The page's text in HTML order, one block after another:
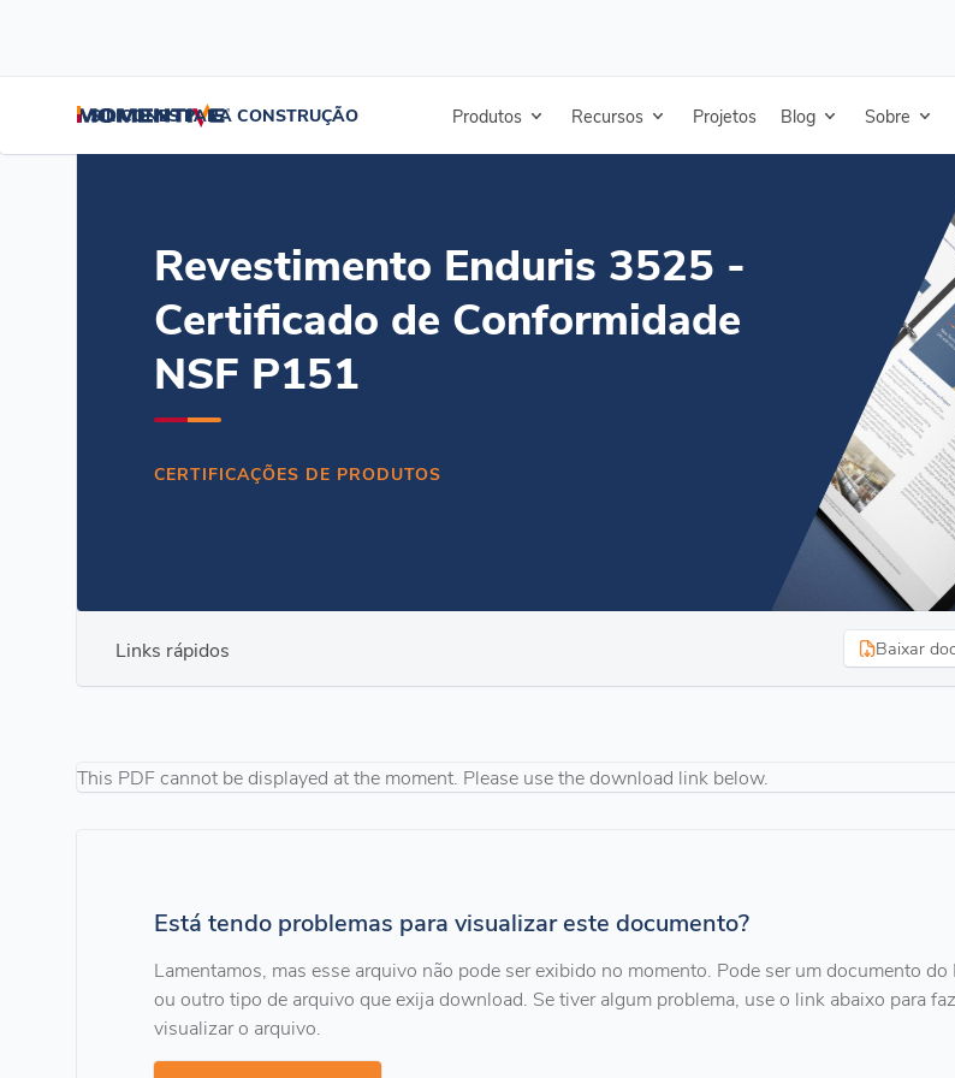
SILICONES PARA CONSTRUÇÃO Produtos Recursos Projetos Blog Sobre
Início / Centro de documentos
Revestimento Enduris 3525 -
Certificado de Conformidade
NSF P151
CERTIFICAÇÕES DE PRODUTOS
Links rápidos Baixar
This PDF cannot be displayed at the moment. Please use the download link below.
Está tendo problemas para visualizar este documento?
Lamentamos, mas esse arquivo não pode ser exibido no momento. Pode ser um documento
ou outro tipo de arquivo que exija download. Se tiver algum problema, use o link abaixo para
visualizar o arquivo.